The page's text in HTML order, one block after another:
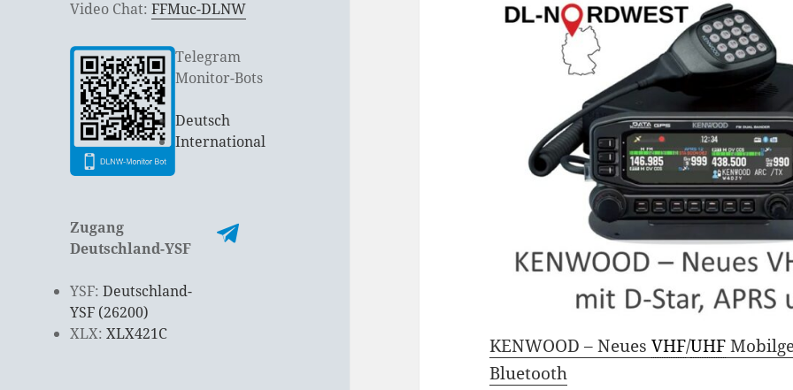
Video Chat:FFMuc-DLNW
Telegram
Monitor-Bots
Deutsch
International
Zugang
Deutschland-YSF
YSF:Deutschland-
YSF (26200)
XLX:XLX421C
KENWOOD – NeuesVHF/UHF
Bluetooth